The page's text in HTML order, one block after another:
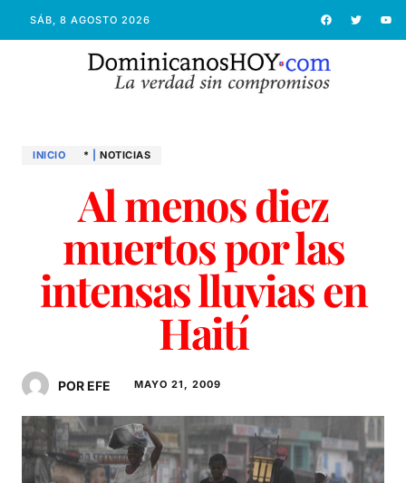
SÁB, 8 AGOSTO 2026
INICIO * NOTICIAS
Al menos diez
muertos por las
intensas lluvias en
Haití
POR EFE MAYO 21, 2009